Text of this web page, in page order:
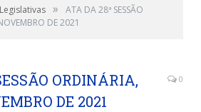
»
ATA DA 28ª SESSÃO
DE 2021
ORDINÁRIA,
DE 2021
0